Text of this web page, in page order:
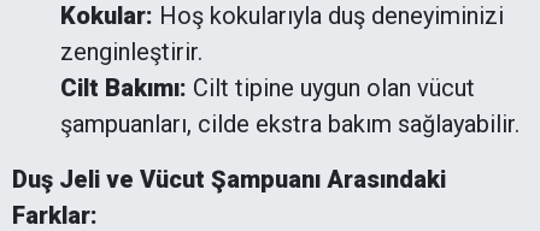
Kokular: Hoş kokularıyla duş deneyiminizi
zenginleştirir.
Cilt Bakımı: Cilt tipine uygun olan vücut
şampuanları, cilde ekstra bakım sağlayabilir.
Duş Jeli ve Vücut Şampuanı Arasındaki
Farklar: